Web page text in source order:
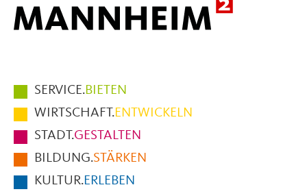
Hauptmenüpunkte
im
Fußbereich
der
Seite
SERVICE.BIETEN
WIRTSCHAFT.ENTWICKELN
STADT.GESTALTEN
BILDUNG.STÄRKEN
KULTUR.ERLEBEN